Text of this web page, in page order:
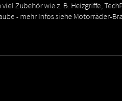
Zubehör wie z. B. Heizgriffe,
- mehr Infos siehe Motorräder-